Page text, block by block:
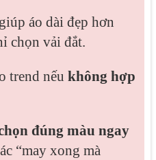
áo dài đẹp hơn
chọn vải đắt.
trend nếu không hợp
đúng màu ngay
“may xong mà